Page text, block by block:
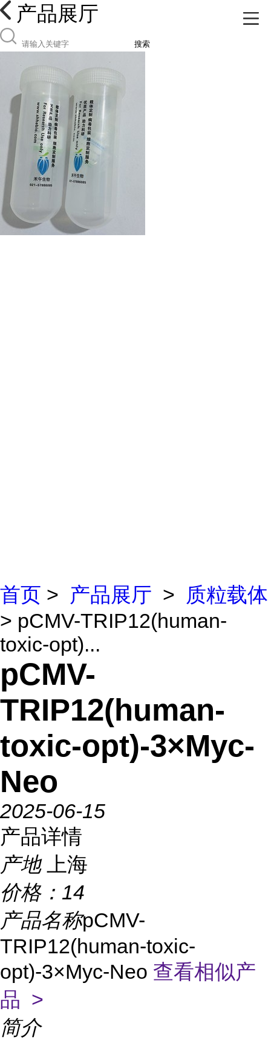
产品展厅
搜索
首页 > 产品展厅 >
质粒载体
> pCMV-TRIP12(human-
toxic-opt)...
pCMV-
TRIP12(human-
toxic-opt)-3×Myc-
Neo
2025-06-15
产品详情
产地
上海
价格： 14
产品名称pCMV-
TRIP12(human-toxic-
opt)-3×Myc-Neo 查看相似产
品 >
简介